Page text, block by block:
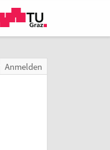
Anmelden